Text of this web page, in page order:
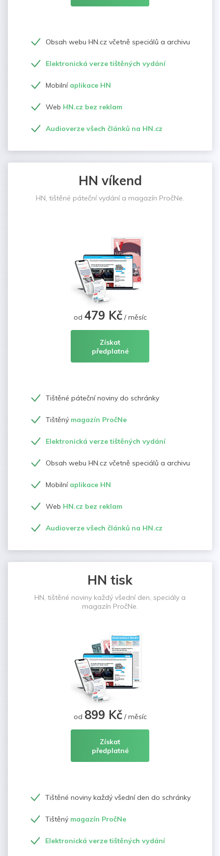
Obsah webu HN.cz včetně speciálů a archivu
Elektronická verze tištěných vydání
Mobilní aplikace HN
Web HN.cz bez reklam
Audioverze všech článků na HN.cz
HN víkend
HN, tištěné páteční vydání a magazín PročNe.
od 479 Kč/ měsíc
Získat
předplatné
Tištěné páteční noviny do schránky
Tištěný magazín PročNe
Elektronická verze tištěných vydání
Obsah webu HN.cz včetně speciálů a archivu
Mobilní aplikace HN
Web HN.cz bez reklam
Audioverze všech článků na HN.cz
HN tisk
HN, tištěné noviny každý všední den, speciály a
magazín PročNe.
od 899 Kč/ měsíc
Získat
předplatné
Tištěné noviny každý všední den do schránky
Tištěný magazín PročNe
Elektronická verze tištěných vydání